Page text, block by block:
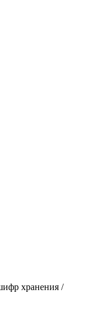
хранения /